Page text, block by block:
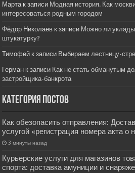
Мартак записи Модная история. Как
интересоваться родным городом
Фёдор Николаев к записи Можно ли
штукатурку?
Тимофей к записи Выбираем лестницу-
Герман к записи Как не стать обманутым
застройщика-банкрота
Категория постов
Как обезопасить отправления:
услугой «регистрация номера акта о
3 минуты назад
Курьерские услуги для магазинов
спорта: доставка амуниции и